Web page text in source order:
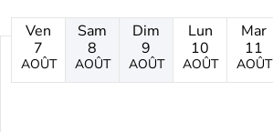
Ven
7
AOÛT
Sam
8
AOÛT
Dim
9
AOÛT
Lun
10
AOÛT
Mar
11
AOÛT